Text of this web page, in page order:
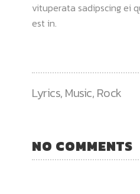
vituperata sadipscing ei
est in.
Lyrics, Music, Rock
NO COMMENTS